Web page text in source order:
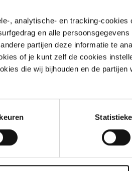
, analytische- en tracking-
en alle
partijen deze informatie te
of je kunt zelf de cookies
die wij bijhouden en de
Specificaties
AW-5754